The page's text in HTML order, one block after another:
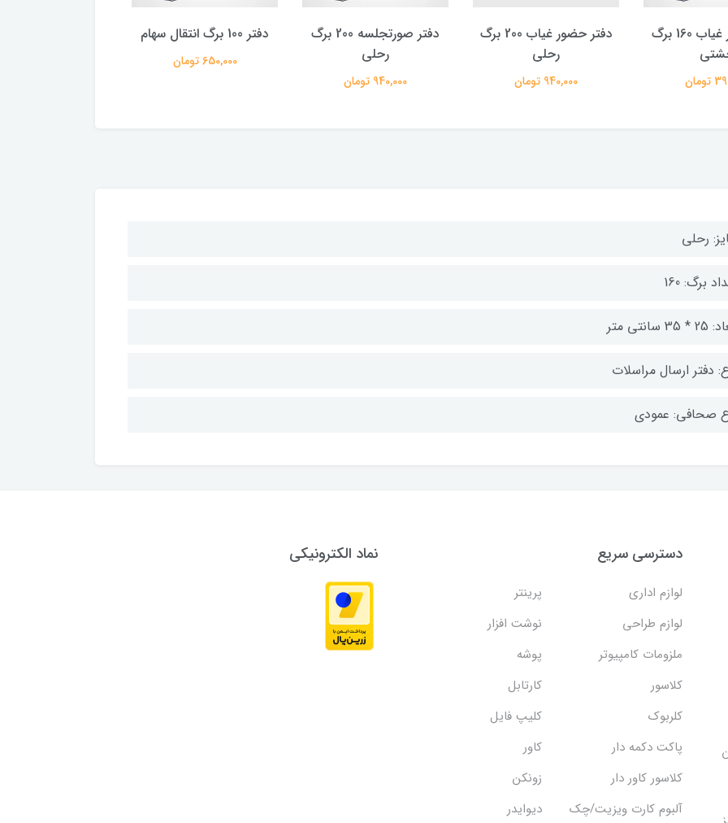
دفتر حضور غیاب 160 برگ
دفتر حضور غیاب 200 برگ
رحلی
940,000 تومان
دفتر صورتجلسه 200 برگ
رحلی
940,000 تومان
دفتر 100 برگ انتقال سهام
650,000 تومان
رحلی
برگ: 160
سانتی متر
دفتر ارسال مراسلات
صحافی: عمودی
دسترسی سریع
لوازم اداری
پرینتر
لوازم طراحی
نوشت افزار
ملزومات کامپیوتر
پوشه
کلاسور
کارتابل
کلربوک
کلیپ فایل
پاکت دکمه دار
کاور
کلاسور کاور دار
زونکن
آلبوم کارت ویزیت/چک
دیوایدر
نماد الکترونیکی